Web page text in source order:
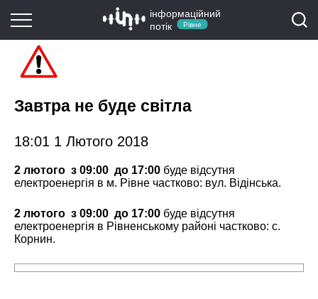
інформаційний
потік
Рівне
Завтра не буде світла
18:01 1 Лютого 2018
2 лютого з 09:00 до 17:00 буде відсутня
електроенергія в м. Рівне частково: вул. Відінська.
2 лютого з 09:00 до 17:00 буде відсутня
електроенергія в Рівненському районі частково: с.
Корнин.